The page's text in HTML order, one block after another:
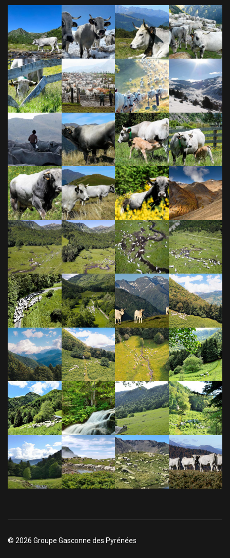
© 2026 Groupe Gasconne des Pyrénées